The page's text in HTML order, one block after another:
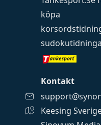
köpa
Kontakt
Keesing